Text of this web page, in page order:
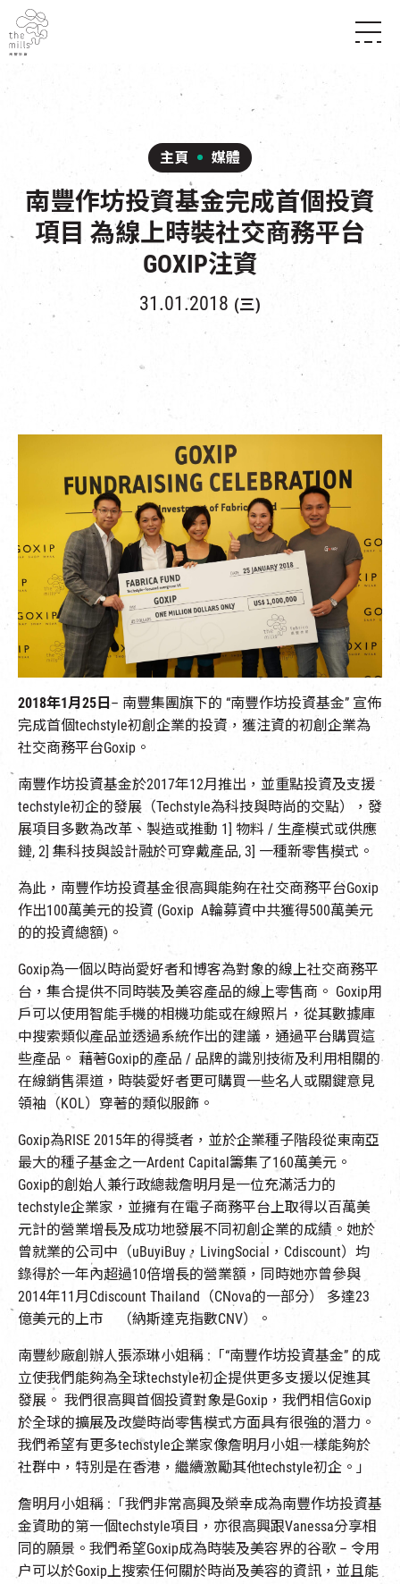
活動場地
活動
所有活動
世界之約
展覽
導賞團
景點
活化與保育
走進南豐紗廠
南豐作坊
到訪我們
開放時間及位置
穿梭巴士服務
主頁 媒體
南豐作坊投資基金完成首個投資
項目 為線上時裝社交商務平台
GOXIP注資
31.01.2018 (三)
2018年1月25日– 南豐集團旗下的 “南豐作坊投資基金” 宣佈
完成首個techstyle初創企業的投資，獲注資的初創企業為
社交商務平台Goxip。
南豐作坊投資基金於2017年12月推出，並重點投資及支援
techstyle初企的發展（Techstyle為科技與時尚的交點），發
展項目多數為改革、製造或推動 1] 物料 / 生產模式或供應
鏈, 2] 集科技與設計融於可穿戴產品, 3] 一種新零售模式。
為此，南豐作坊投資基金很高興能夠在社交商務平台Goxip
作出100萬美元的投資 (Goxip A輪募資中共獲得500萬美元
的的投資總額)。
Goxip為一個以時尚愛好者和博客為對象的線上社交商務平
台，集合提供不同時裝及美容產品的線上零售商。 Goxip用
戶可以使用智能手機的相機功能或在線照片，從其數據庫
中搜索類似產品並透過系統作出的建議，通過平台購買這
些產品。 藉著Goxip的產品 / 品牌的識別技術及利用相關的
在線銷售渠道，時裝愛好者更可購買一些名人或關鍵意見
領袖（KOL）穿著的類似服飾。
Goxip為RISE 2015年的得獎者，並於企業種子階段從東南亞
最大的種子基金之一Ardent Capital籌集了160萬美元。
Goxip的創始人兼行政總裁詹明月是一位充滿活力的
techstyle企業家，並擁有在電子商務平台上取得以百萬美
元計的營業增長及成功地發展不同初創企業的成績。她於
曾就業的公司中（uBuyiBuy，LivingSocial，Cdiscount）均
錄得於一年內超過10倍增長的營業額，同時她亦曾參與
2014年11月Cdiscount Thailand（CNova的一部分） 多達23
億美元的上市 （納斯達克指數CNV）。
南豐紗廠創辦人張添琳小姐稱 :「“南豐作坊投資基金” 的成
立使我們能夠為全球techstyle初企提供更多支援以促進其
發展。 我們很高興首個投資對象是Goxip，我們相信Goxip
於全球的擴展及改變時尚零售模式方面具有很強的潛力。
我們希望有更多techstyle企業家像詹明月小姐一樣能夠於
社群中，特別是在香港，繼續激勵其他techstyle初企。」
詹明月小姐稱 :「我們非常高興及榮幸成為南豐作坊投資基
金資助的第一個techstyle項目，亦很高興跟Vanessa分享相
同的願景。我們希望Goxip成為時裝及美容界的谷歌 – 令用
户可以於Goxip上搜索任何關於時尚及美容的資訊，並且能